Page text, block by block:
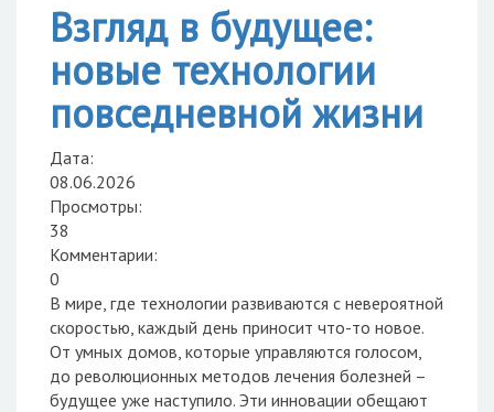
Взгляд в будущее:
новые технологии
повседневной жизни
Дата:
08.06.2026
Просмотры:
38
Комментарии:
0
В мире, где технологии развиваются с невероятной
скоростью, каждый день приносит что-то новое.
От умных домов, которые управляются голосом,
до революционных методов лечения болезней –
будущее уже наступило. Эти инновации обещают